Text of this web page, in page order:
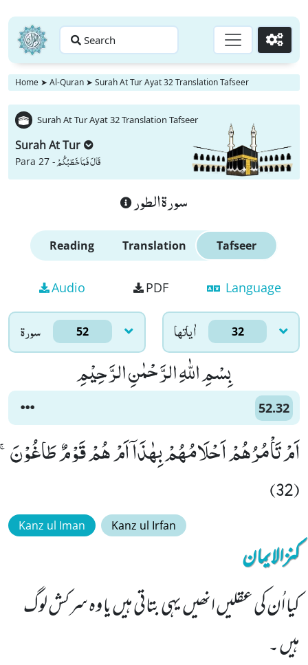
Search Go
Home ➤ Al-Quran ➤ Surah At Tur Ayat 32 Translation Tafseer
Surah At Tur Ayat 32 Translation Tafseer
Surah At Tur
Para 27 -قَالَ فَمَا خَطْبُكُمْ
سورة الطور
Reading Translation Tafseer
Audio PDF Language
سورۃ 52 اٰياتها 32
بِسْمِ اللّٰهِ الرَّحْمٰنِ الرَّحِیْمِ
52.32
اَمْ تَاْمُرُهُمْ اَحْلَامُهُمْ بِهٰذَاۤ اَمْ هُمْ قَوْمٌ طَاغُوْنَۚ
(32)
Kanz ul Iman Kanz ul Irfan
کنزالایمان
کیا اُن کی عقلیں انھیں یہی بتاتی ہیں یا وہ سرکش لوگ
ہیں ۔